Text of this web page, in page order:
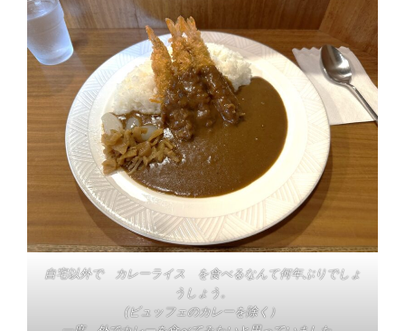
自宅以外で カレーライス を食べるなんて何年ぶりでしょ
うしょう。
(ビュッフェのカレーを除く）